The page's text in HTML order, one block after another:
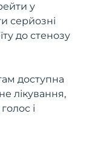
у
серйозні
до стенозу
доступна
лікування,
і